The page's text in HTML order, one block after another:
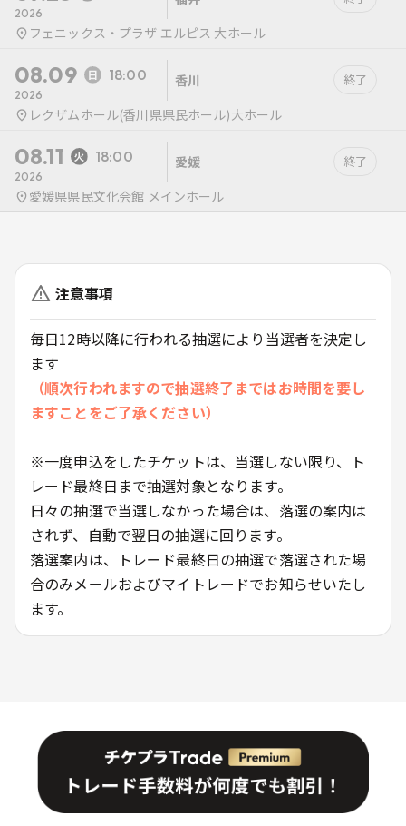
2026
フェニックス・プラザ エルピス 大ホール
08.09 18:00
2026
香川 終了
レクザムホール(香川県県民ホール)大ホール
08.11 18:00
2026
愛媛 終了
愛媛県県民文化会館 メインホール
注意事項
毎日12時以降に行われる抽選により当選者を決定し
ます
（順次行われますので抽選終了まではお時間を要し
ますことをご了承ください）
※一度申込をしたチケットは、当選しない限り、ト
レード最終日まで抽選対象となります。
日々の抽選で当選しなかった場合は、落選の案内は
されず、自動で翌日の抽選に回ります。
落選案内は、トレード最終日の抽選で落選された場
合のみメールおよびマイトレードでお知らせいたし
ます。